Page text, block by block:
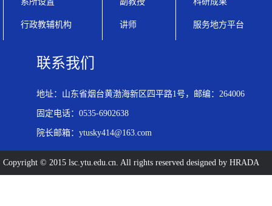
行政教辅机构 讲师 服务地方平台
联系我们
地址：山东省烟台黄渤海新区四平路1号，邮编：264006
固定电话：0535-6902638
院长邮箱：ytusky414@163.com
Copyright © 2015 lsc.ytu.edu.cn. All rights reserved designed by HRADA